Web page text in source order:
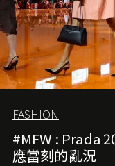
FASHION
#MFW : Prada
應當刻的亂況